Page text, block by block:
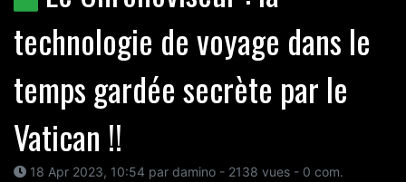
technologie de voyage dans le
temps gardée secrète par le
Vatican !!
18 Apr 2023, 10:54 par damino - 2138 vues - 0 com.